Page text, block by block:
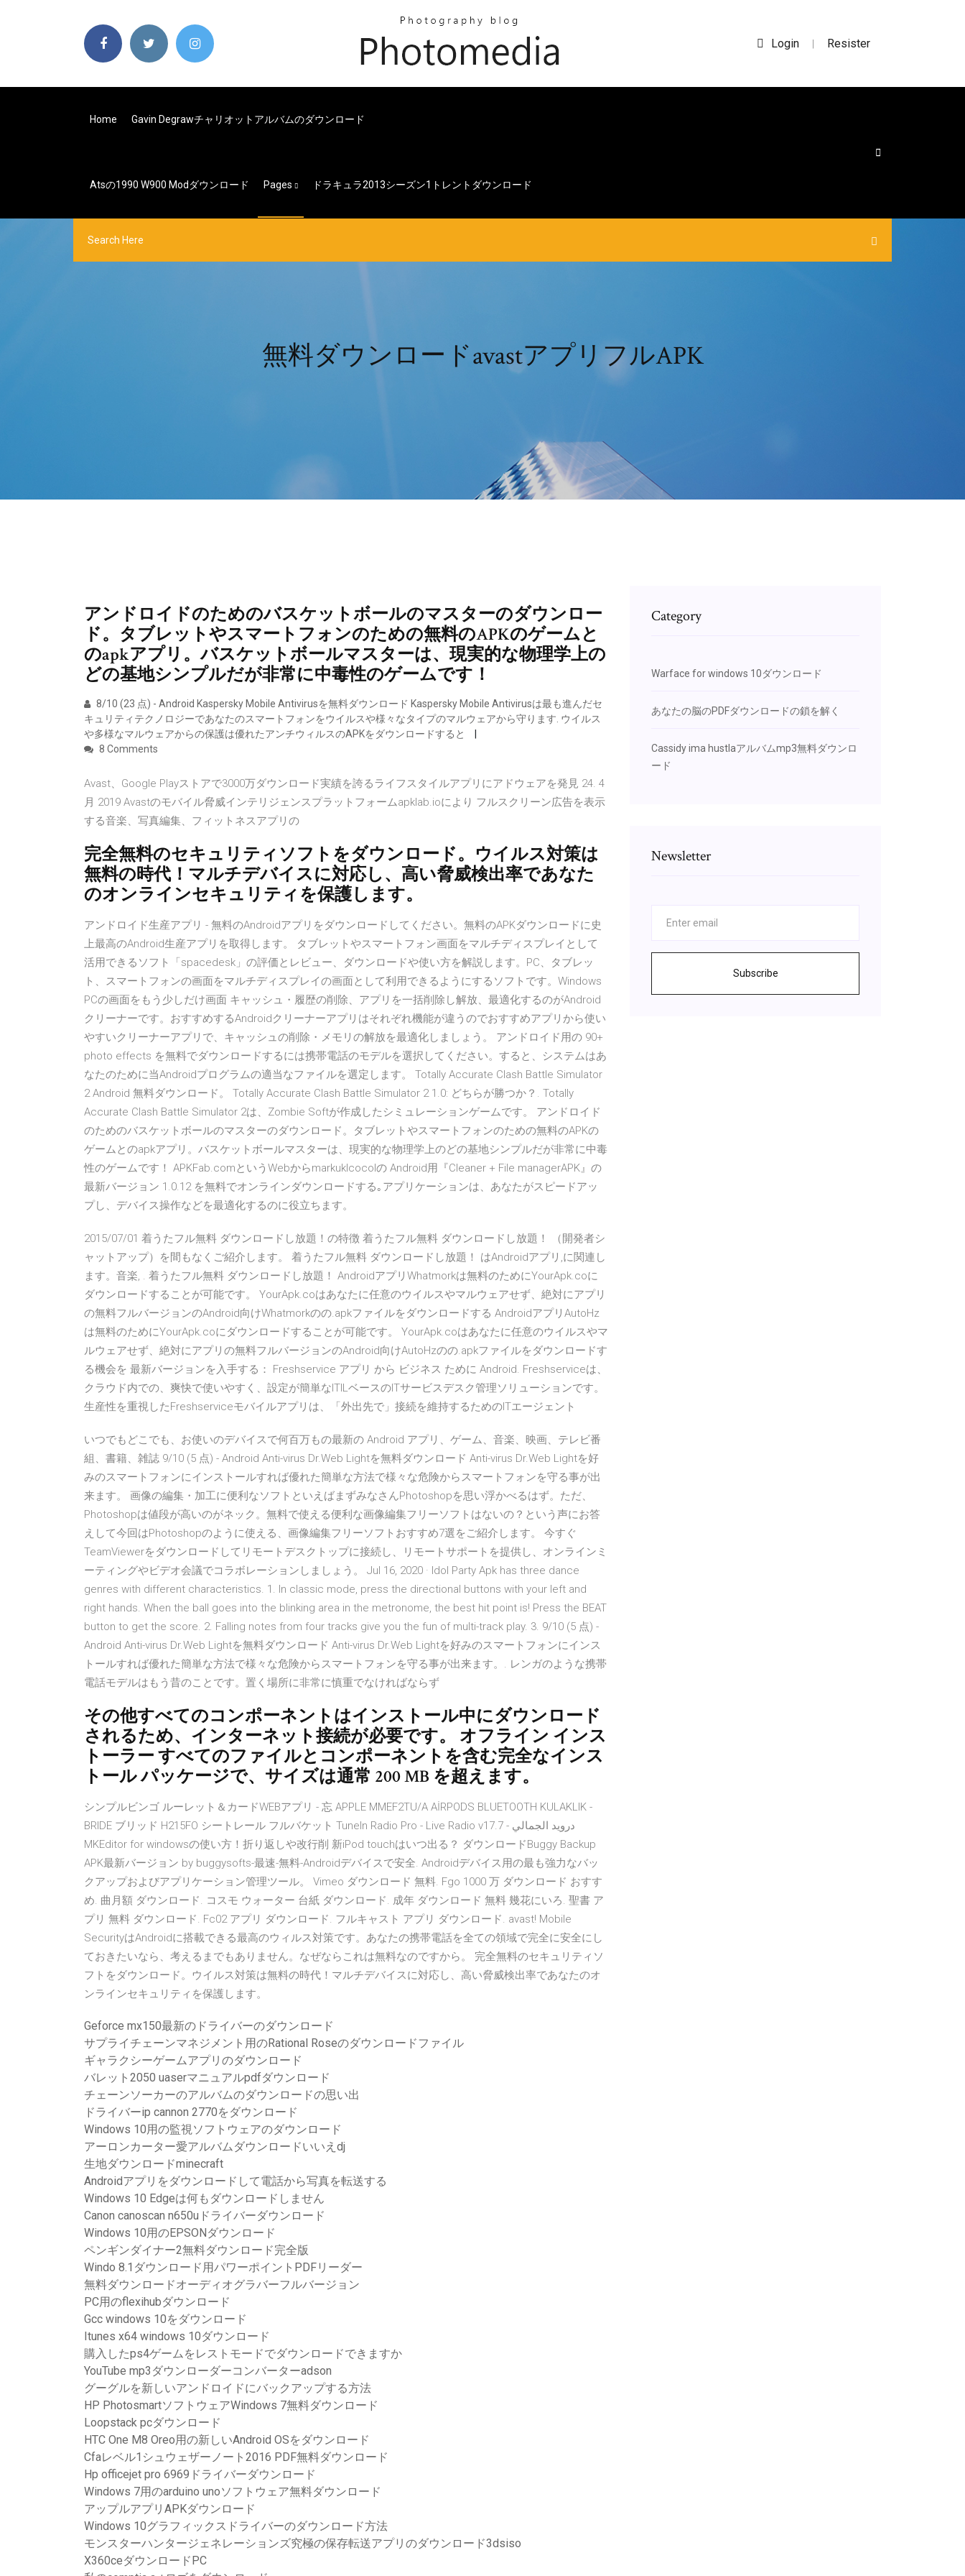
Login | Resister
Home Gavin Degrawチャリオットアルバムのダウンロード
Atsの1990 W900 Modダウンロード Pages ドラキュラ2013シーズン1トレントダウンロード
無料ダウンロードavastアプリフルAPK
アンドロイドのためのバスケットボールのマスターのダウンロー
ド。タブレットやスマートフォンのための無料のAPKのゲームと
のapkアプリ。バスケットボールマスターは、現実的な物理学上の
どの基地シンプルだが非常に中毒性のゲームです！
8/10 (23 点) - Android Kaspersky Mobile Antivirusを無料ダウンロード Kaspersky Mobile Antivirusは最も進んだセ
キュリティテクノロジーであなたのスマートフォンをウイルスや様々なタイプのマルウェアから守ります. ウイルス
や多様なマルウェアからの保護は優れたアンチウィルスのAPKをダウンロードすると
8 Comments
Avast、Google Playストアで3000万ダウンロード実績を誇るライフスタイルアプリにアドウェアを発見 24. 4
月 2019 Avastのモバイル脅威インテリジェンスプラットフォームapklab.ioにより フルスクリーン広告を表示
する音楽、写真編集、フィットネスアプリの
完全無料のセキュリティソフトをダウンロード。ウイルス対策は
無料の時代！マルチデバイスに対応し、高い脅威検出率であなた
のオンラインセキュリティを保護します。
アンドロイド生産アプリ - 無料のAndroidアプリをダウンロードしてください。無料のAPKダウンロードに史
上最高のAndroid生産アプリを取得します。 タブレットやスマートフォン画面をマルチディスプレイとして
活用できるソフト「spacedesk」の評価とレビュー、ダウンロードや使い方を解説します。PC、タブレッ
ト、スマートフォンの画面をマルチディスプレイの画面として利用できるようにするソフトです。Windows
PCの画面をもう少しだけ画面 キャッシュ・履歴の削除、アプリを一括削除し解放、最適化するのがAndroid
クリーナーです。おすすめするAndroidクリーナーアプリはそれぞれ機能が違うのでおすすめアプリから使い
やすいクリーナーアプリで、キャッシュの削除・メモリの解放を最適化しましょう。 アンドロイド用の 90+
photo effects を無料でダウンロードするには携帯電話のモデルを選択してください。すると、システムはあ
なたのために当Androidプログラムの適当なファイルを選定します。 Totally Accurate Clash Battle Simulator
2 Android 無料ダウンロード。 Totally Accurate Clash Battle Simulator 2 1.0: どちらが勝つか？. Totally
Accurate Clash Battle Simulator 2は、Zombie Softが作成したシミュレーションゲームです。 アンドロイド
のためのバスケットボールのマスターのダウンロード。タブレットやスマートフォンのための無料のAPKの
ゲームとのapkアプリ。バスケットボールマスターは、現実的な物理学上のどの基地シンプルだが非常に中毒
性のゲームです！ APKFab.comというWebからmarkuklcocolの Android用『Cleaner + File managerAPK』の
最新バージョン 1.0.12 を無料でオンラインダウンロードする｡アプリケーションは、あなたがスピードアッ
プし、デバイス操作などを最適化するのに役立ちます。
2015/07/01 着うたフル無料 ダウンロードし放題！の特徴 着うたフル無料 ダウンロードし放題！ （開発者シ
ャットアップ）を間もなくご紹介します。 着うたフル無料 ダウンロードし放題！ はAndroidアプリ,に関連し
ます。音楽, . 着うたフル無料 ダウンロードし放題！ AndroidアプリWhatmorkは無料のためにYourApk.coに
ダウンロードすることが可能です。 YourApk.coはあなたに任意のウイルスやマルウェアせず、絶対にアプリ
の無料フルバージョンのAndroid向けWhatmorkのの.apkファイルをダウンロードする AndroidアプリAutoHz
は無料のためにYourApk.coにダウンロードすることが可能です。 YourApk.coはあなたに任意のウイルスやマ
ルウェアせず、絶対にアプリの無料フルバージョンのAndroid向けAutoHzのの.apkファイルをダウンロードす
る機会を 最新バージョンを入手する： Freshservice アプリ から ビジネス ために Android. Freshserviceは、
クラウド内での、爽快で使いやすく、設定が簡単なITILベースのITサービスデスク管理ソリューションです。
生産性を重視したFreshserviceモバイルアプリは、「外出先で」接続を維持するためのITエージェント
いつでもどこでも、お使いのデバイスで何百万もの最新の Android アプリ、ゲーム、音楽、映画、テレビ番
組、書籍、雑誌 9/10 (5 点) - Android Anti-virus Dr.Web Lightを無料ダウンロード Anti-virus Dr.Web Lightを好
みのスマートフォンにインストールすれば優れた簡単な方法で様々な危険からスマートフォンを守る事が出
来ます。 画像の編集・加工に便利なソフトといえばまずみなさんPhotoshopを思い浮かべるはず。ただ、
Photoshopは値段が高いのがネック。無料で使える便利な画像編集フリーソフトはないの？という声にお答
えして今回はPhotoshopのように使える、画像編集フリーソフトおすすめ7選をご紹介します。 今すぐ
TeamViewerをダウンロードしてリモートデスクトップに接続し、リモートサポートを提供し、オンラインミ
ーティングやビデオ会議でコラボレーションしましょう。 Jul 16, 2020 · Idol Party Apk has three dance
genres with different characteristics. 1. In classic mode, press the directional buttons with your left and
right hands. When the ball goes into the blinking area in the metronome, the best hit point is! Press the BEAT
button to get the score. 2. Falling notes from four tracks give you the fun of multi-track play. 3. 9/10 (5 点) -
Android Anti-virus Dr.Web Lightを無料ダウンロード Anti-virus Dr.Web Lightを好みのスマートフォンにインス
トールすれば優れた簡単な方法で様々な危険からスマートフォンを守る事が出来ます。. レンガのような携帯
電話モデルはもう昔のことです。置く場所に非常に慎重でなければならず
その他すべてのコンポーネントはインストール中にダウンロード
されるため、インターネット接続が必要です。 オフライン インス
トーラー すべてのファイルとコンポーネントを含む完全なインス
トール パッケージで、サイズは通常 200 MB を超えます。
シンプルビンゴ ルーレット＆カードWEBアプリ - 忘 APPLE MMEF2TU/A AİRPODS BLUETOOTH KULAKLIK -
BRIDE ブリッド H215FO シートレール フルバケット TuneIn Radio Pro - Live Radio v17.7 - درويد الجمالي
MKEditor for windowsの使い方！折り返しや改行削 新iPod touchはいつ出る？ ダウンロードBuggy Backup
APK最新バージョン by buggysofts-最速-無料-Androidデバイスで安全. Androidデバイス用の最も強力なバッ
クアップおよびアプリケーション管理ツール。 Vimeo ダウンロード 無料. Fgo 1000 万 ダウンロード おすす
め. 曲月額 ダウンロード. コスモ ウォーター 台紙 ダウンロード. 成年 ダウンロード 無料 幾花にいろ. 聖書 ア
プリ 無料 ダウンロード. Fc02 アプリ ダウンロード. フルキャスト アプリ ダウンロード. avast! Mobile
SecurityはAndroidに搭載できる最高のウィルス対策です。あなたの携帯電話を全ての領域で完全に安全にし
ておきたいなら、考えるまでもありません。なぜならこれは無料なのですから。 完全無料のセキュリティソ
フトをダウンロード。ウイルス対策は無料の時代！マルチデバイスに対応し、高い脅威検出率であなたのオ
ンラインセキュリティを保護します。
Geforce mx150最新のドライバーのダウンロード
サプライチェーンマネジメント用のRational Roseのダウンロードファイル
ギャラクシーゲームアプリのダウンロード
バレット2050 uaserマニュアルpdfダウンロード
チェーンソーカーのアルバムのダウンロードの思い出
ドライバーip cannon 2770をダウンロード
Windows 10用の監視ソフトウェアのダウンロード
アーロンカーター愛アルバムダウンロードいいえdj
生地ダウンロードminecraft
Androidアプリをダウンロードして電話から写真を転送する
Windows 10 Edgeは何もダウンロードしません
Canon canoscan n650uドライバーダウンロード
Windows 10用のEPSONダウンロード
ペンギンダイナー2無料ダウンロード完全版
Windo 8.1ダウンロード用パワーポイントPDFリーダー
無料ダウンロードオーディオグラバーフルバージョン
PC用のflexihubダウンロード
Gcc windows 10をダウンロード
Itunes x64 windows 10ダウンロード
購入したps4ゲームをレストモードでダウンロードできますか
YouTube mp3ダウンローダーコンバーターadson
グーグルを新しいアンドロイドにバックアップする方法
HP PhotosmartソフトウェアWindows 7無料ダウンロード
Loopstack pcダウンロード
HTC One M8 Oreo用の新しいAndroid OSをダウンロード
Cfaレベル1シュウェザーノート2016 PDF無料ダウンロード
Hp officejet pro 6969ドライバーダウンロード
Windows 7用のarduino unoソフトウェア無料ダウンロード
アップルアプリAPKダウンロード
Windows 10グラフィックスドライバーのダウンロード方法
モンスターハンタージェネレーションズ究極の保存転送アプリのダウンロード3dsiso
X360ceダウンロードPC
Category
Warface for windows 10ダウンロード
あなたの脳のPDFダウンロードの鎖を解く
Cassidy ima hustlaアルバムmp3無料ダウンロ
ード
Newsletter
Subscribe